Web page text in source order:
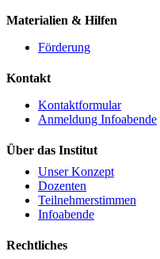
Materialien & Hilfen
Förderung
Kontakt
Kontaktformular
Anmeldung Infoabende
Über das Institut
Unser Konzept
Dozenten
Teilnehmerstimmen
Infoabende
Rechtliches